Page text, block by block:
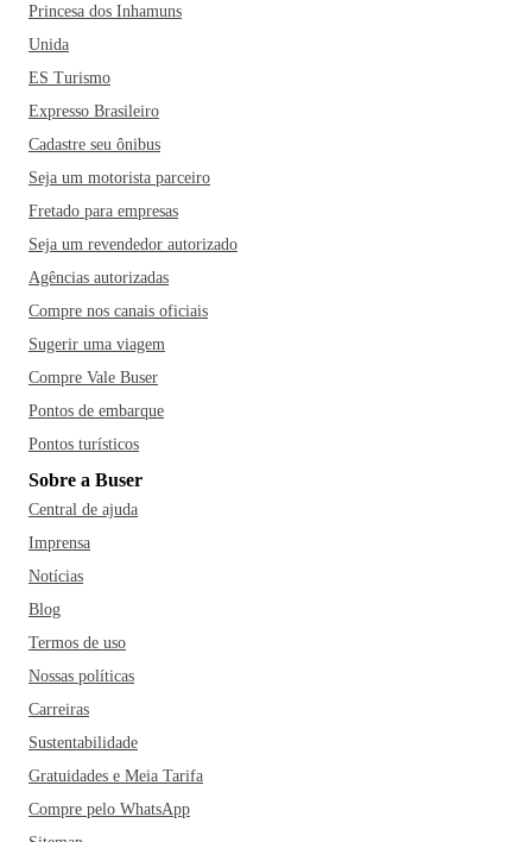
Princesa dos Inhamuns
Unida
ES Turismo
Expresso Brasileiro
Cadastre seu ônibus
Seja um motorista parceiro
Fretado para empresas
Seja um revendedor autorizado
Agências autorizadas
Compre nos canais oficiais
Sugerir uma viagem
Compre Vale Buser
Pontos de embarque
Pontos turísticos
Sobre a Buser
Central de ajuda
Imprensa
Notícias
Blog
Termos de uso
Nossas políticas
Carreiras
Sustentabilidade
Gratuidades e Meia Tarifa
Compre pelo WhatsApp